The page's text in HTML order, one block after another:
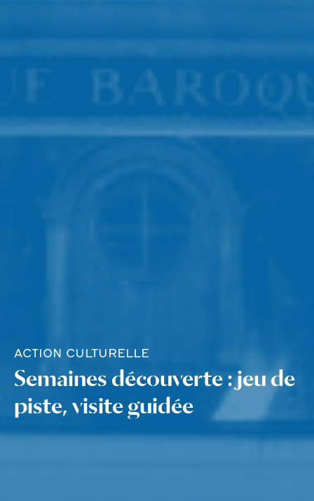
ACTION CULTURELLE
Semaines découverte : jeu de
piste, visite guidée